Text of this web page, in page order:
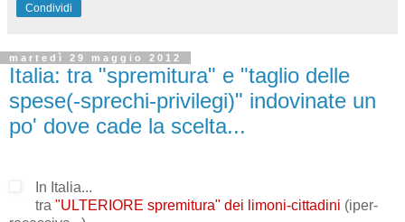
Condividi
martedì 29 maggio 2012
Italia: tra "spremitura" e "taglio delle
spese(-sprechi-privilegi)" indovinate un
po' dove cade la scelta...
In Italia...
tra "ULTERIORE spremitura" dei limoni-cittadini (iper-